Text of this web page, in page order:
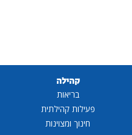
קהילה
בריאות
פעילות קהילתית
חינוך ומצוינות